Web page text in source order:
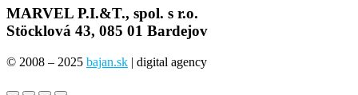
MARVEL P.I.&T., spol. s r.o.
Stöcklová 43, 085 01 Bardejov
© 2008 – 2025 bajan.sk | digital agency